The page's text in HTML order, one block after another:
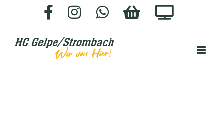
FacebookInstagram
WhatsApp
HC-